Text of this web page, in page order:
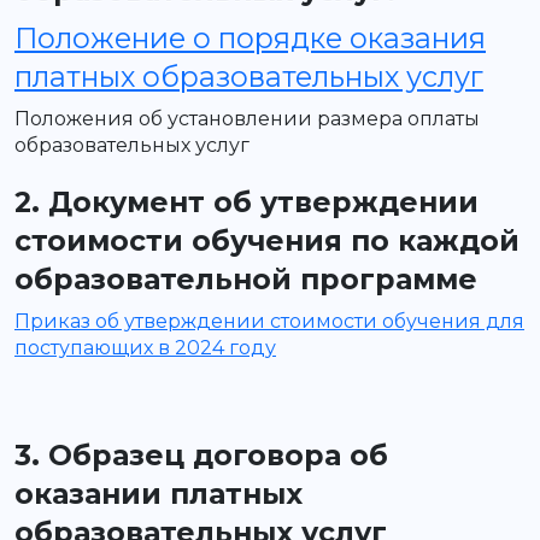
Документы для поступления
Стоимость обучения
Заявление о поступлении
Образовательное кредитование
Подготовительное отделение
Студенту
Внутренний распорядок
Порядок организации образовательного
процесса
среда
ВУЗы-партнеры
Трудоустройство выпускников
Положение о порядке оказания
платных образовательных услуг
Положения об установлении размера оплаты
образовательных услуг
2. Документ об утверждении
стоимости обучения по каждой
образовательной программе
Приказ об утверждении стоимости обучения для
поступающих в 2024 году
3. Образец договора об
оказании платных
образовательных услуг